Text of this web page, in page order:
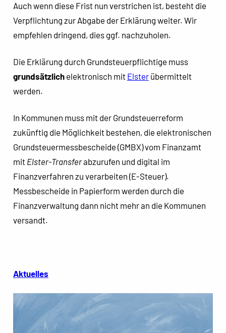
Auch wenn diese Frist nun verstrichen ist, besteht die
Verpflichtung zur Abgabe der Erklärung weiter. Wir
empfehlen dringend, dies ggf. nachzuholen.
Die Erklärung durch Grundsteuerpflichtige muss
grundsätzlichelektronisch mit Elsterübermittelt
werden.
In Kommunen muss mit der Grundsteuerreform
zukünftig die Möglichkeit bestehen, die elektronischen
Grundsteuermessbescheide (GMBX) vom Finanzamt
mit Elster-Transferabzurufen und digital im
Finanzverfahren zu verarbeiten (E-Steuer).
Messbescheide in Papierform werden durch die
Finanzverwaltung dann nicht mehr an die Kommunen
versandt.
Aktuelles